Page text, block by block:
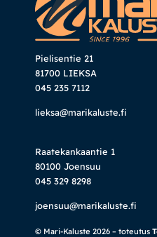
Pielisentie 21
81700 LIEKSA
045 235 7112
lieksa@marikaluste.fi
Raatekankaantie 1
80100 Joensuu
045 329 8298
joensuu@marikaluste.fi
© Mari-Kaluste 2026 – toteutus